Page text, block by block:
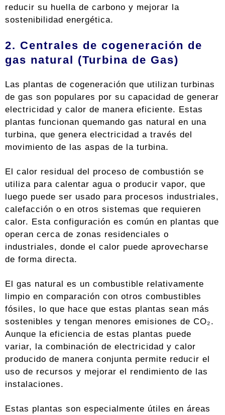
reducir su huella de carbono y mejorar la
sostenibilidad energética.
2. Centrales de cogeneración de
gas natural (Turbina de Gas)
Las plantas de cogeneración que utilizan turbinas
de gas son populares por su capacidad de generar
electricidad y calor de manera eficiente. Estas
plantas funcionan quemando gas natural en una
turbina, que genera electricidad a través del
movimiento de las aspas de la turbina.
El calor residual del proceso de combustión se
utiliza para calentar agua o producir vapor, que
luego puede ser usado para procesos industriales,
calefacción o en otros sistemas que requieren
calor. Esta configuración es común en plantas que
operan cerca de zonas residenciales o
industriales, donde el calor puede aprovecharse
de forma directa.
El gas natural es un combustible relativamente
limpio en comparación con otros combustibles
fósiles, lo que hace que estas plantas sean más
sostenibles y tengan menores emisiones de CO₂.
Aunque la eficiencia de estas plantas puede
variar, la combinación de electricidad y calor
producido de manera conjunta permite reducir el
uso de recursos y mejorar el rendimiento de las
instalaciones.
Estas plantas son especialmente útiles en áreas